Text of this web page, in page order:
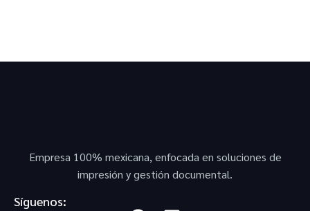
Empresa 100% mexicana, enfocada en soluciones de
impresión y gestión documental.
Síguenos: